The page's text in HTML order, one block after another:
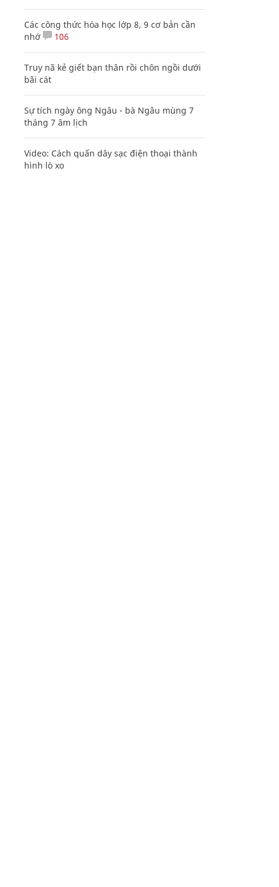
Các công thức hóa học lớp 8, 9 cơ bản cần
nhớ
106
Truy nã kẻ giết bạn thân rồi chôn ngồi dưới
bãi cát
Sự tích ngày ông Ngâu - bà Ngâu mùng 7
tháng 7 âm lịch
Video: Cách quấn dây sạc điện thoại thành
hình lò xo